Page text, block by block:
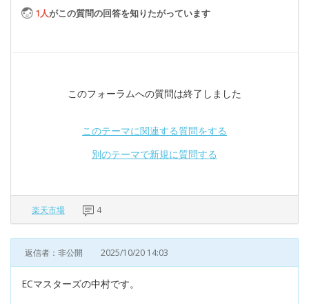
1人がこの質問の回答を知りたがっています
このフォーラムへの質問は終了しました
このテーマに関連する質問をする
別のテーマで新規に質問する
楽天市場 4
返信者：非公開 2025/10/20 14:03
ECマスターズの中村です。